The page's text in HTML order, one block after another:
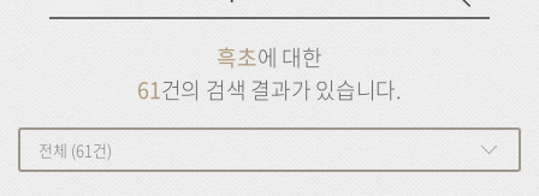
색
트
흑초에 대한
61건의 검색 결과가 있습니다.
전체 (61건)